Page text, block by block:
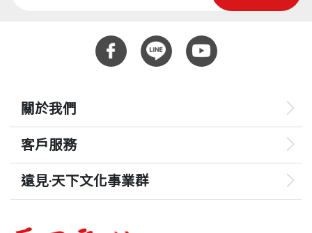
關於我們
客戶服務
遠見‧天下文化事業群